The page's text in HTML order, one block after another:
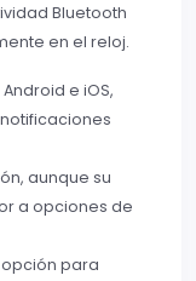
Bluetooth
en el reloj.
e iOS,
aunque su
a opciones de
opción para